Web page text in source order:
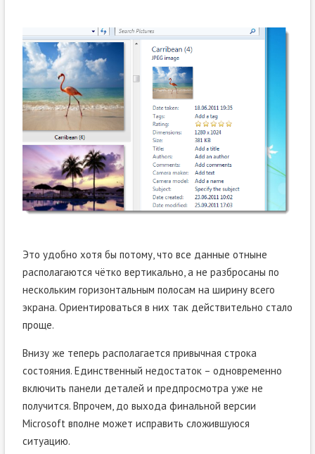
Это удобно хотя бы потому, что все данные отныне
располагаются чётко вертикально, а не разбросаны по
нескольким горизонтальным полосам на ширину всего
экрана. Ориентироваться в них так действительно стало
проще.
Внизу же теперь располагается привычная строка
состояния. Единственный недостаток – одновременно
включить панели деталей и предпросмотра уже не
получится. Впрочем, до выхода финальной версии
Microsoft вполне может исправить сложившуюся
ситуацию.